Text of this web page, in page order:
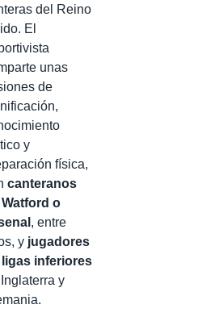
del Reino
El
unas
de
y
física,
canteranos
o
, entre
y jugadores
inferiores
y